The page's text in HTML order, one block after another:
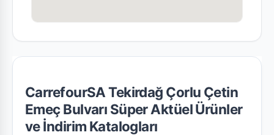
CarrefourSA Tekirdağ Çorlu Çetin
Emeç Bulvarı Süper Aktüel Ürünler
ve İndirim Katalogları